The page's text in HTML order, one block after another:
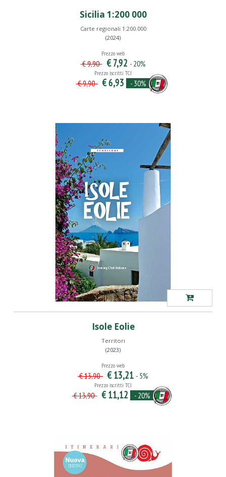
Sicilia 1:200 000
Carte regionali 1:200.000
(2024)
Prezzo web
€ 9,90 € 7,92 - 20%
Prezzo iscritti TCI
€ 9,90 € 6,93 - 30%
Isole Eolie
Territori
(2023)
Prezzo web
€ 13,90 € 13,21 - 5%
Prezzo iscritti TCI
€ 13,90 € 11,12 - 20%